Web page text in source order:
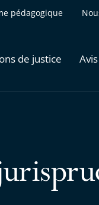
pédagogique
de justice